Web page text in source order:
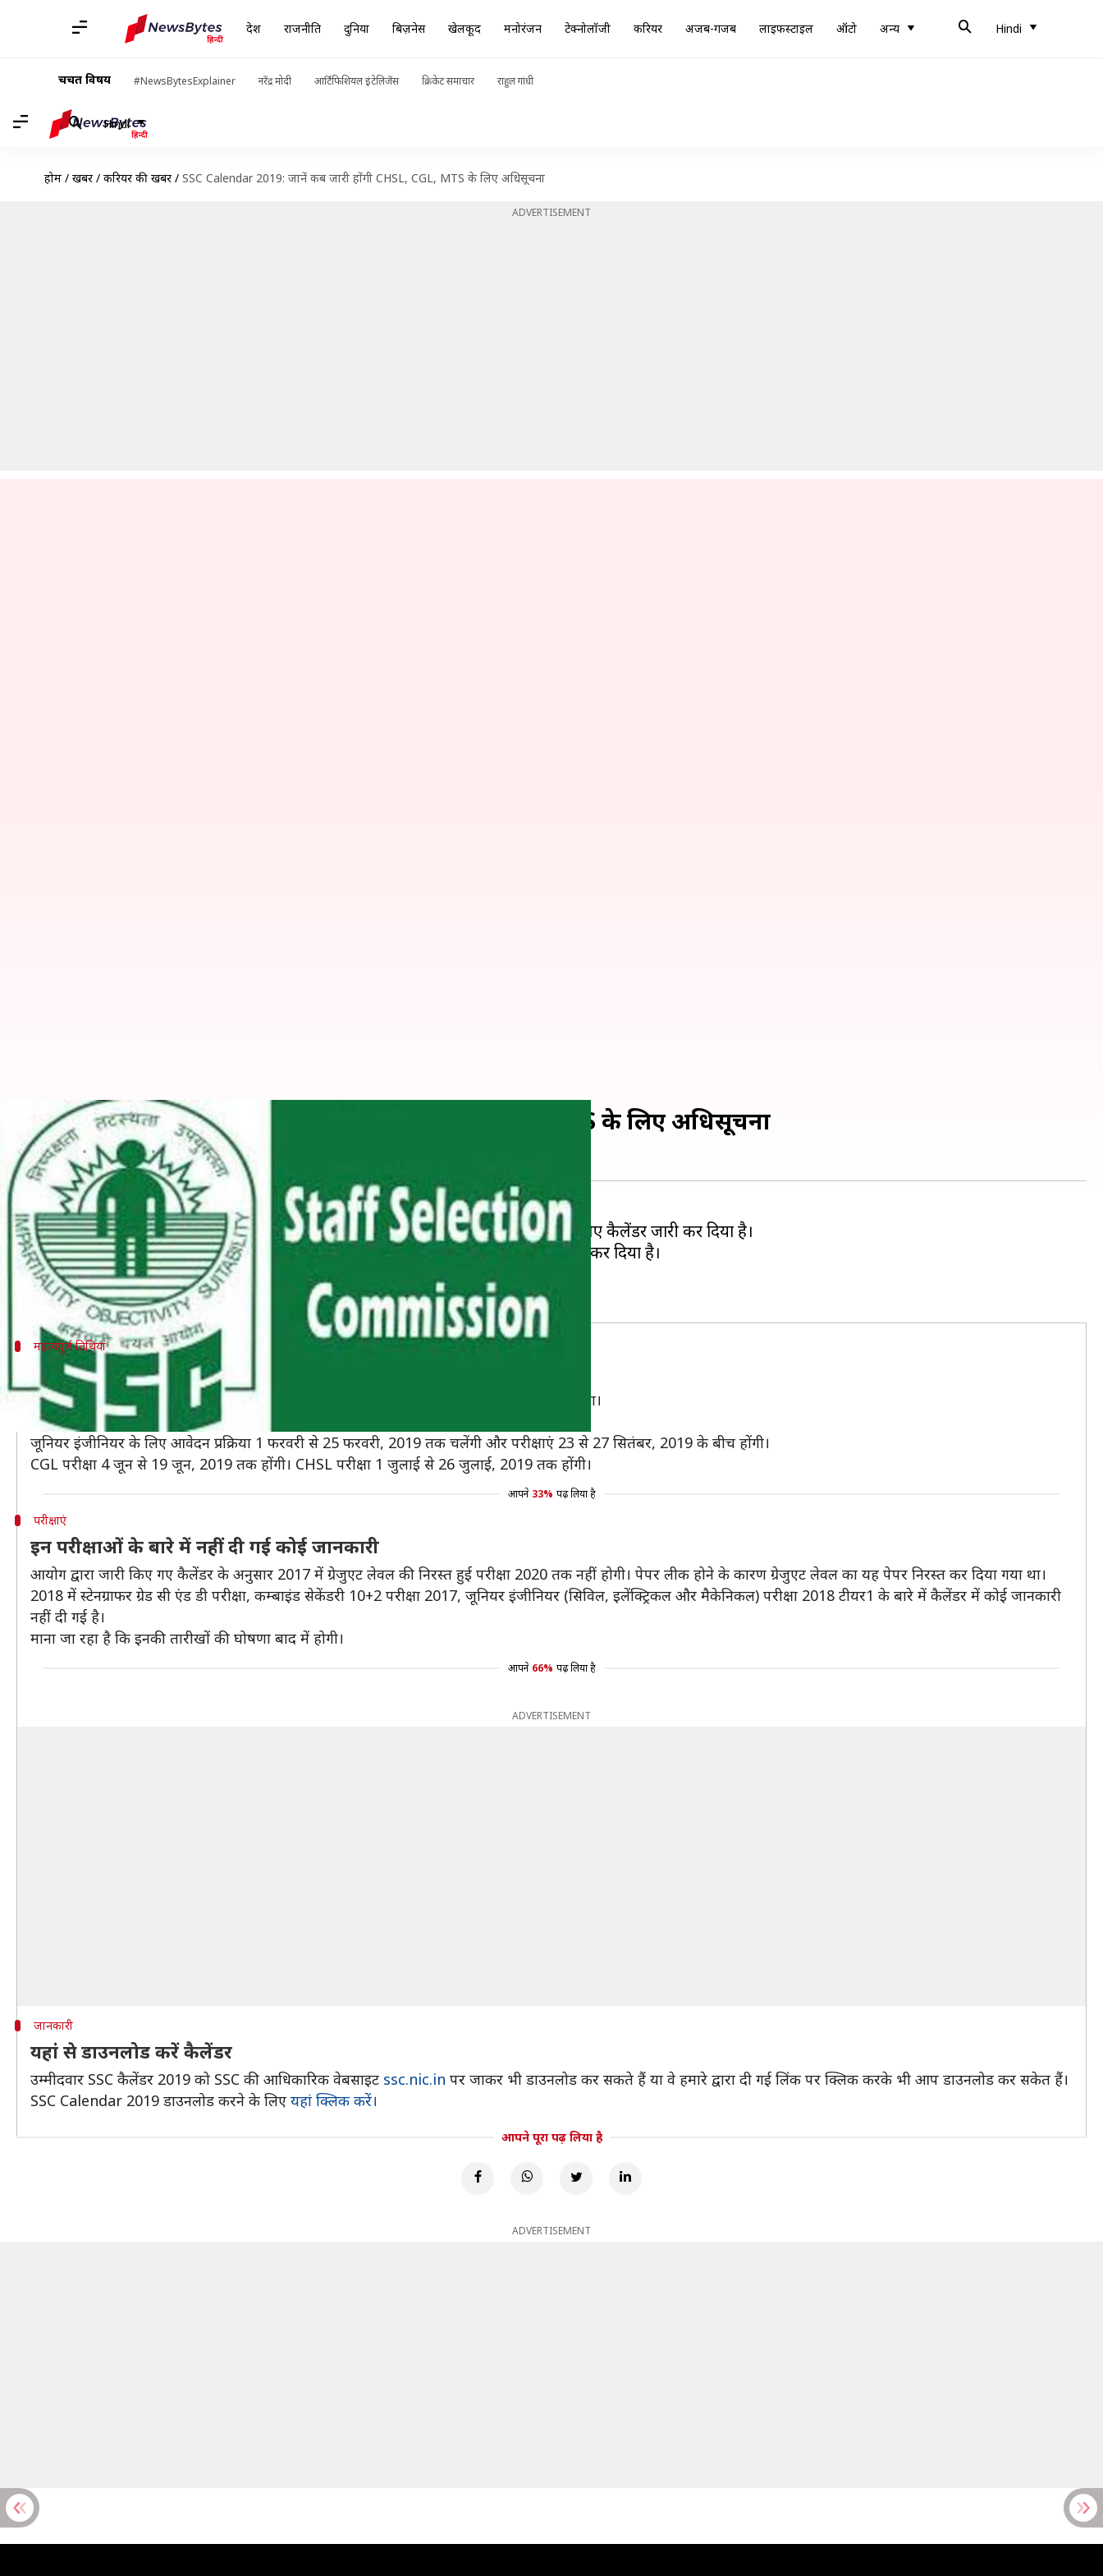
देश राजनीति दुनिया बिज़नेस खेलकूद मनोरंजन टेक्नोलॉजी करियर अजब-गजब लाइफस्टाइल ऑटो अन्य Hindi
चर्चित विषय #NewsBytesExplainer नरेंद्र मोदी आर्टिफिशियल इंटेलिजेंस क्रिकेट समाचार राहुल गांधी
Hindi
होम / खबरें / करियर की खबरें / SSC Calendar 2019: जानें कब जारी होंगी CHSL, CGL, MTS के लिए अधिसूचना
ADVERTISEMENT
SSC Calendar 2019: जानें कब जारी होंगी CHSL, CGL, MTS के लिए अधिसूचना
लेखन मोना दीक्षित Jan 27, 2019 02:21 pm
क्या है खबर?
कर्मचारी चयन आयोग यानी कि SSC ने शैक्षणिक वर्ष 2019 में आयोजित होने वाली परीक्षाओं के लिए कैलेंडर जारी कर दिया है।
SSC ने इसमें 1 जनवरी, 2019 से 31 मार्च, 2020 तक होनी वाली सभी परीक्षाओं का शेड्यूल जारी कर दिया है।
SSC द्वारा जारी किए इस कैलेंडर के अनुसार पहला एक्जाम कम्बाइंड जूनियर ट्रांसलेटर का होगा।
महत्वपूर्ण तिथियां
कब होंगी परीक्षाएं
आयोग मार्च के महीने में संयुक्त उच्च माध्यमिक स्तर (CHSL) की परीक्षाओं के लिए विज्ञापन जारी कर देगा।
साथ ही कंबाइंड ग्रैजुएट लेवल एग्जाम के लिए ऑनलाइन आवेदन प्रक्रिया 5 मई, 2019 से शुरू होगी।
जूनियर इंजीनियर के लिए आवेदन प्रक्रिया 1 फरवरी से 25 फरवरी, 2019 तक चलेंगी और परीक्षाएं 23 से 27 सितंबर, 2019 के बीच होंगी।
CGL परीक्षा 4 जून से 19 जून, 2019 तक होंगी। CHSL परीक्षा 1 जुलाई से 26 जुलाई, 2019 तक होंगी।
आपने 33% पढ़ लिया है
परीक्षाएं
इन परीक्षाओं के बारे में नहीं दी गई कोई जानकारी
आयोग द्वारा जारी किए गए कैलेंडर के अनुसार 2017 में ग्रेजुएट लेवल की निरस्त हुई परीक्षा 2020 तक नहीं होगी। पेपर लीक होने के कारण ग्रेजुएट लेवल का यह पेपर निरस्त कर दिया गया था।
2018 में स्टेनग्राफर ग्रेड सी एंड डी परीक्षा, कम्बाइंड सेकेंडरी 10+2 परीक्षा 2017, जूनियर इंजीनियर (सिविल, इलेंक्ट्रिकल और मैकेनिकल) परीक्षा 2018 टीयर1 के बारे में कैलेंडर में कोई जानकारी
नहीं दी गई है।
माना जा रहा है कि इनकी तारीखों की घोषणा बाद में होगी।
आपने 66% पढ़ लिया है
ADVERTISEMENT
जानकारी
यहां से डाउनलोड करें कैलेंडर
उम्मीदवार SSC कैलेंडर 2019 को SSC की आधिकारिक वेबसाइट ssc.nic.in पर जाकर भी डाउनलोड कर सकते हैं या वे हमारे द्वारा दी गई लिंक पर क्लिक करके भी आप डाउनलोड कर सकेत हैं।
SSC Calendar 2019 डाउनलोड करने के लिए यहां क्लिक करें।
आपने पूरा पढ़ लिया है
ADVERTISEMENT